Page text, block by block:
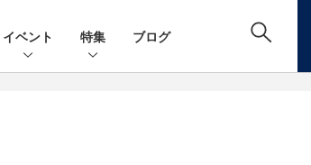
イベント 特集 ブログ